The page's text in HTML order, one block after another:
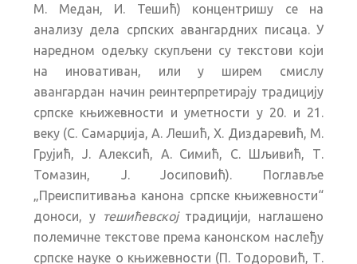
М. Медан, И. Тешић) концентришу се на
анализу дела српских авангардних писаца. У
наредном одељку скупљени су текстови који
на иновативан, или у ширем смислу
авангардан начин реинтерпретирају традицију
српске књижевности и уметности у 20. и 21.
веку (С. Самарџија, А. Лешић, Х. Диздаревић, М.
Грујић, Ј. Алексић, А. Симић, С. Шљивић, Т.
Томазин, Ј. Јосиповић). Поглавље
„Преиспитивања канона српске књижевности“
доноси, у
тешићевскојтрадицији, наглашено
полемичне текстове према канонском наслеђу
српске науке о књижевности (П. Тодоровић, Т.